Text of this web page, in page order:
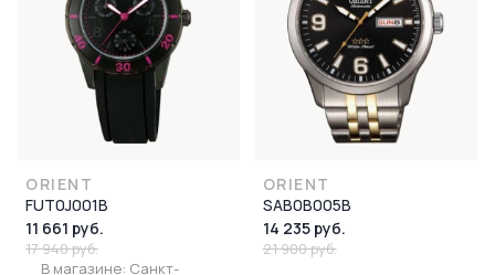
ORIENT
FUT0J001B
11 661 руб.
17 940 руб.
В магазине: Санкт-
ORIENT
SAB0B005B
14 235 руб.
21 900 руб.